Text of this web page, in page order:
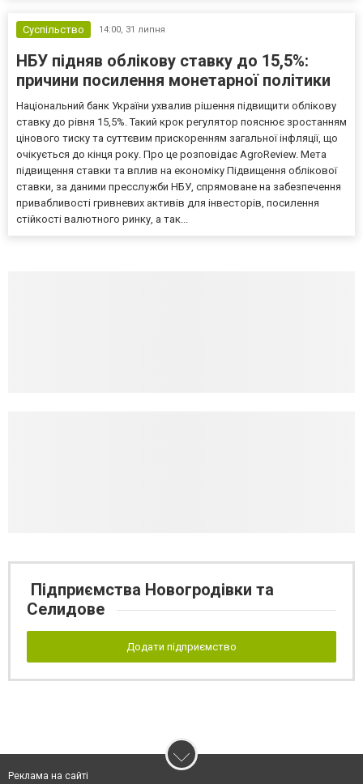
Суспільство 14:00, 31 липня
НБУ підняв облікову ставку до 15,5%:
причини посилення монетарної політики
Національний банк України ухвалив рішення підвищити облікову
ставку до рівня 15,5%. Такий крок регулятор пояснює зростанням
цінового тиску та суттєвим прискоренням загальної інфляції, що
очікується до кінця року. Про це розповідає AgroReview. Мета
підвищення ставки та вплив на економіку Підвищення облікової
ставки, за даними пресслужби НБУ, спрямоване на забезпечення
привабливості гривневих активів для інвесторів, посилення
стійкості валютного ринку, а так...
Підприємства Новогродівки та
Селидове
Додати підприємство
Реклама на сайті